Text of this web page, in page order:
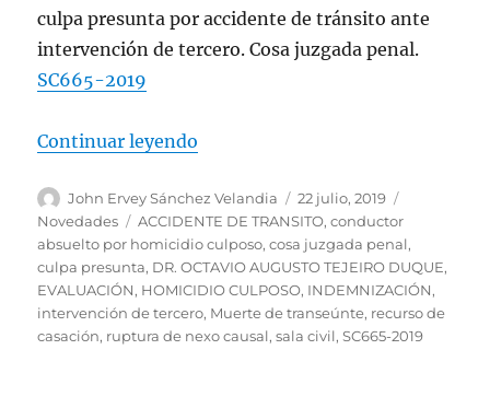
culpa presunta por accidente de tránsito ante
intervención de tercero. Cosa juzgada penal.
SC665-2019
Continuar leyendo
Autor
John Ervey Sánchez Velandia
Publicado
el
22 julio, 2019
Novedades
Etiquetas
ACCIDENTE DE TRANSITO,conductor
absuelto por homicidio culposo,cosa juzgada penal,
culpa presunta, DR. OCTAVIO AUGUSTO TEJEIRO DUQUE,
EVALUACIÓN, HOMICIDIO CULPOSO, INDEMNIZACIÓN,
intervención de tercero, Muerte de transeúnte, recurso de
casación, ruptura de nexo causal,sala civil,SC665-2019